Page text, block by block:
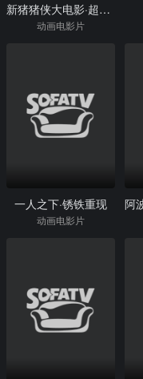
新猪猪侠大电影·超级赛车
动画电影片
一人之下·锈铁重现
动画电影片